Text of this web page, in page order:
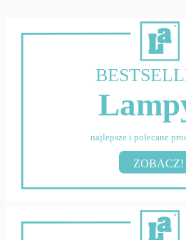
najlepsze i polecane
ZOBACZ!